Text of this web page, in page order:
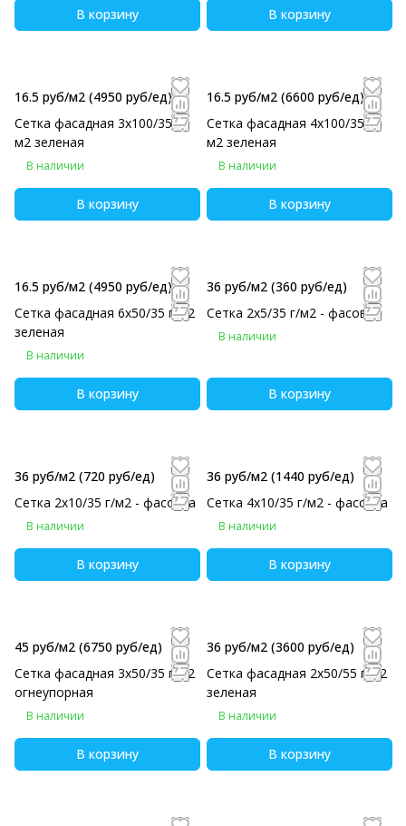
В корзину В корзину
16.5 руб/м2 (4950 руб/eд)
Сетка фасадная 3х100/35 г/
м2 зеленая
В наличии
В корзину
16.5 руб/м2 (6600 руб/eд)
Сетка фасадная 4х100/35 г/
м2 зеленая
В наличии
В корзину
16.5 руб/м2 (4950 руб/eд)
Сетка фасадная 6х50/35 г/м2
зеленая
В наличии
В корзину
36 руб/м2 (360 руб/eд)
Сетка 2х5/35 г/м2 - фасовка
В наличии
В корзину
36 руб/м2 (720 руб/eд)
Сетка 2х10/35 г/м2 - фасовка
В наличии
В корзину
36 руб/м2 (1440 руб/eд)
Сетка 4х10/35 г/м2 - фасовка
В наличии
В корзину
45 руб/м2 (6750 руб/eд)
Сетка фасадная 3х50/35 г/м2
огнеупорная
В наличии
В корзину
36 руб/м2 (3600 руб/eд)
Сетка фасадная 2х50/55 г/м2
зеленая
В наличии
В корзину